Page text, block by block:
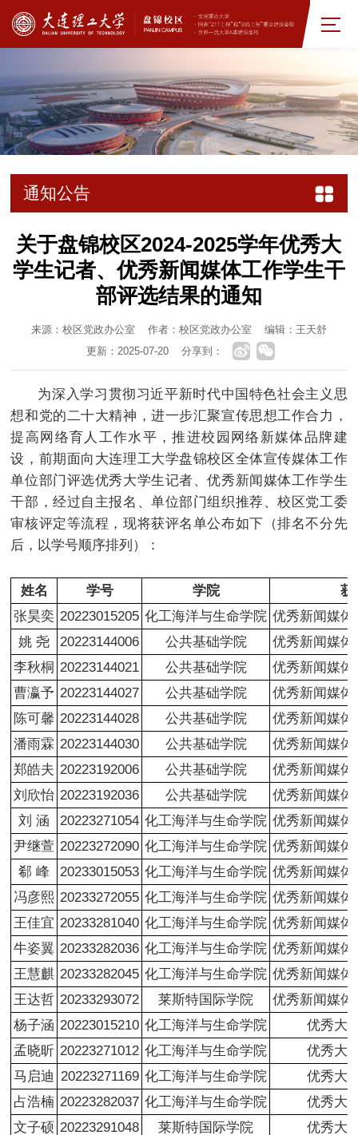
通知公告
关于盘锦校区2024-2025学年优秀大
学生记者、优秀新闻媒体工作学生干
部评选结果的通知
来源：校区党政办公室 作者：校区党政办公室
编辑：王天舒
更新：2025-07-20
分享到：
为深入学习贯彻习近平新时代中国特色社会主义思
想和党的二十大精神，进一步汇聚宣传思想工作合力，
提高网络育人工作水平，推进校园网络新媒体品牌建
设，前期面向大连理工大学盘锦校区全体宣传媒体工作
单位部门评选优秀大学生记者、优秀新闻媒体工作学生
干部，经过自主报名、单位部门组织推荐、校区党工委
审核评定等流程，现将获评名单公布如下（排名不分先
后，以学号顺序排列）：
姓名 学号 学院
获
张昊奕 20223015205 化工海洋与生命学院 优秀新闻媒
姚 尧
20223144006 公共基础学院
优秀新闻媒
李秋桐 20223144021 公共基础学院
优秀新闻媒
曹瀛予 20223144027 公共基础学院
优秀新闻媒
陈可馨 20223144028 公共基础学院
优秀新闻媒
潘雨霖 20223144030 公共基础学院
优秀新闻媒
郑皓夫 20223192006 公共基础学院
优秀新闻媒
刘欣怡 20223192036 公共基础学院
优秀新闻媒
刘 涵
20223271054 化工海洋与生命学院 优秀新闻媒
尹继萱 20223272090 化工海洋与生命学院 优秀新闻媒
郗 峰
20233015053 化工海洋与生命学院 优秀新闻媒
冯彦熙 20233272055 化工海洋与生命学院 优秀新闻媒
王佳宜 20233281040 化工海洋与生命学院 优秀新闻媒
牛姿翼 20233282036 化工海洋与生命学院 优秀新闻媒
王慧麒 20233282045 化工海洋与生命学院 优秀新闻媒
王达哲 20233293072 莱斯特国际学院
优秀新闻媒
杨子涵 20223015210 化工海洋与生命学院
优秀大
孟晓昕 20223271012 化工海洋与生命学院
优秀大
马启迪 20223271169 化工海洋与生命学院
优秀大
占浩楠 20223282037 化工海洋与生命学院
优秀大
文子硕 20223291048 莱斯特国际学院
优秀大